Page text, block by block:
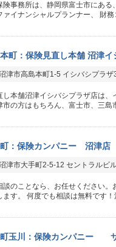
険事務所は、静岡県富士市にあ
ァイナンシャルプランナー、 財
町：保険見直し本舗 沼津イ
津市高島本町1-5 イシバシプラザ
し本舗沼津イシバシプラザ店は、
市の方はもちろん、富士市、三島
：保険カンパニー 沼津店
津市大手町2-5-12 セントラルビ
談のことなら、お任せください。
ます。 何度でも相談は無料です
町玉川：保険カンパニー